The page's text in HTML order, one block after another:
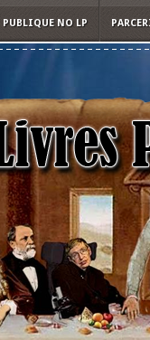
PUBLIQUE NO LP